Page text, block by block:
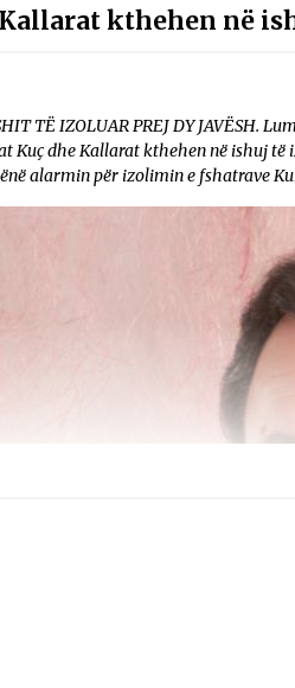
kthehen në
TË IZOLUAR PREJ DY JAVËSH.
Kuç dhe Kallarat kthehen në ishuj të
alarmin për izolimin e fshatrave